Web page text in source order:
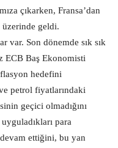
çıkarken, Fransa’dan
geldi.
var. Son dönemde sık sık
ECB Baş Ekonomisti
hedefini
petrol fiyatlarındaki
geçici olmadığını
para
ettiğini, bu yan